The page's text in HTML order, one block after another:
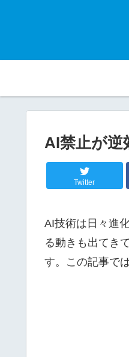
AI禁止が逆
Twitter
AI技術は日々進
る動きも出てき
す。この記事で